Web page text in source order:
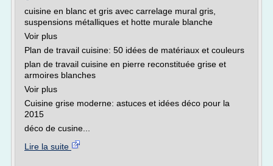
cuisine en blanc et gris avec carrelage mural gris,
suspensions métalliques et hotte murale blanche
Voir plus
Plan de travail cuisine: 50 idées de matériaux et couleurs
plan de travail cuisine en pierre reconstituée grise et
armoires blanches
Voir plus
Cuisine grise moderne: astuces et idées déco pour la
2015
déco de cusine...
Lire la suite